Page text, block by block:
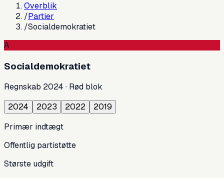
Overblik
/Partier
/Socialdemokratiet
A
Socialdemokratiet
Regnskab 2024 · Rød blok
2024
2023 2022
2019
Primær indtægt
Offentlig partistøtte
Største udgift